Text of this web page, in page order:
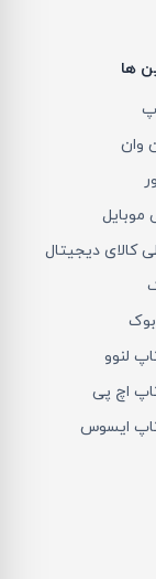
ها
وان
کالای دیجیتال
لنوو
اچ پی
ایسوس